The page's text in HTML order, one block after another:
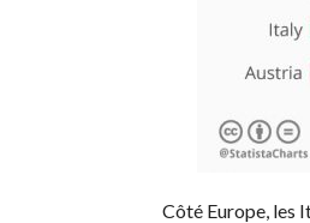
Côté Europe, les